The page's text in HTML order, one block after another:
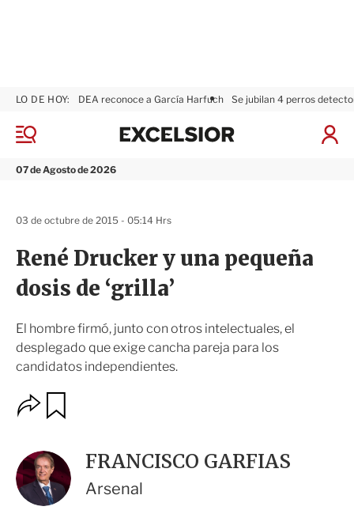
M
n
07 de Agosto de 2026
LO DE HOY: DEA reconoce a García Harfuch Se jubilan 4 perros
I
x
René Drucker y una pequeña
dosis de ‘grilla’
El hombre firmó, junto con otros intelectuales, el
desplegado que exige cancha pareja para los
candidatos independientes.
03 de octubre de 2015 - 05:14 Hrs
O
p
o
n
e
s
a
r
FRANCISCO GARFIAS
Arsenal